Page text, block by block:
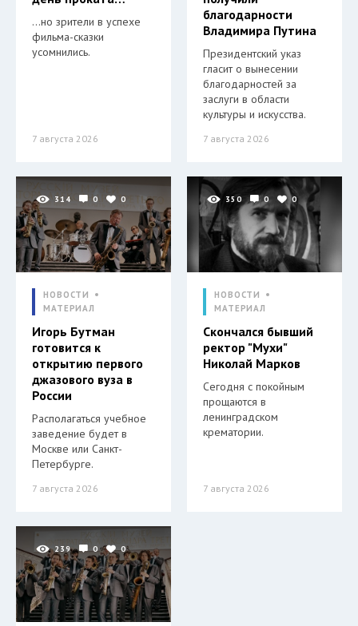
…но зрители в успехе
фильма-сказки
усомнились.
7 августа 2026
благодарности
Владимира Путина
Президентский указ
гласит о вынесении
благодарностей за
заслуги в области
культуры и искусства.
7 августа 2026
314 0 0
НОВОСТИ
МАТЕРИАЛ
Игорь Бутман
готовится к
открытию первого
джазового вуза в
России
Располагаться учебное
заведение будет в
Москве или Санкт-
Петербурге.
7 августа 2026
350 0 0
НОВОСТИ
МАТЕРИАЛ
Скончался бывший
ректор "Мухи"
Николай Марков
Сегодня с покойным
прощаются в
ленинградском
крематории.
7 августа 2026
239 0 0